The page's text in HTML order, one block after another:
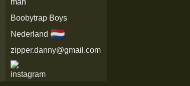
man
Boobytrap Boys
Nederland 🇳🇱
zipper.danny@gmail.com